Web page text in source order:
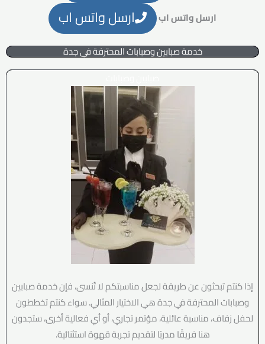
ارسل واتس اب ارسل واتس اب
خدمة صبابين وصبابات المحترفة في جدة
إذا كنتم تبحثون عن طريقة لجعل مناسبتكم لا تُنسى، فإن خدمة صبابين
وصبابات المحترفة في جدة هي الاختيار المثالي. سواء كنتم تخططون
لحفل زفاف، مناسبة عائلية، مؤتمر تجاري، أو أي فعالية أخرى، ستجدون
هنا فريقًا مدربًا لتقديم تجربة قهوة استثنائية.